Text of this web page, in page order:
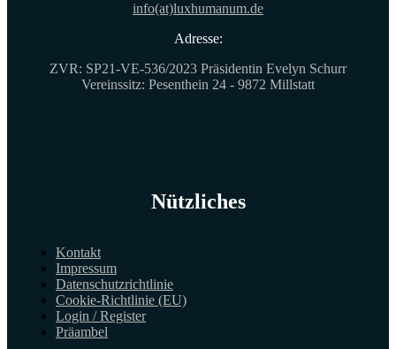
info(at)luxhumanum.de
Adresse:
ZVR: SP21-VE-536/2023 Präsidentin Evelyn Schurr
Vereinssitz: Pesenthein 24 - 9872 Millstatt
Nützliches
Kontakt
Impressum
Datenschutzrichtlinie
Cookie-Richtlinie (EU)
Login / Register
Präambel